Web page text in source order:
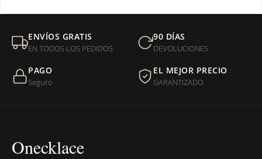
Mi orden fue devuelta por USPS, ¿qué hago para que sea
entregada?
¿Sus productos son libres de níquel?
ENVÍOS GRATIS
EN TODOS LOS PEDIDOS
90 DÍAS
DEVOLUCIONES
PAGO
Seguro
EL MEJOR PRECIO
GARANTIZADO
Onecklace